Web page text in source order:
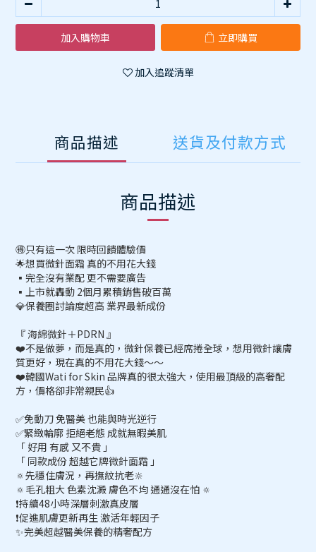
加入購物車 立即購買
加入追蹤清單
商品描述 送貨及付款方式
商品描述
🉐只有這一次 限時回饋體驗價
🌟想買微針面霜 真的不用花大錢
▪️完全沒有業配 更不需要廣告
▪️上市就轟動 2個月累積銷售破百萬
💎保養圈討論度超高 業界最新成份
『 海綿微針＋PDRN 』
❤️不是做夢，而是真的，微針保養已經席捲全球，想用微針讓膚
質更好，現在真的不用花大錢～～
❤️韓國Wati for Skin 品牌真的很太強大，使用最頂級的高奢配
方，價格卻非常親民👍
✅免動刀 免醫美 也能與時光逆行
✅緊緻輪廓 拒絕老態 成就無暇美肌
「 好用 有感 又不貴 」
「 同款成份 超越它牌微針面霜 」
🔅先穩住膚況，再撫紋抗老🔆
🔅毛孔粗大 色素沈澱 膚色不均 通通沒在怕 🔅
❗️持續48小時深層刺激真皮層
❗️促進肌膚更新再生 激活年輕因子
✨完美超越醫美保養的精奢配方